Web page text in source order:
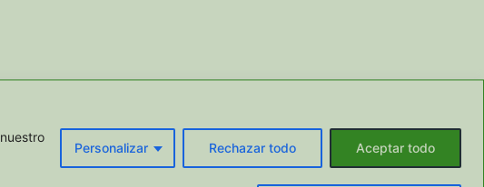
Personalizar Rechazar todo Aceptar todo